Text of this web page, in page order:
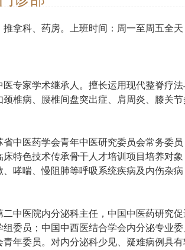
拿科、药房。上班时间：周一至周五全天
专家学术继承人。擅长运用现代整脊疗
椎病、腰椎间盘突出症、肩周炎、膝关
中医药学会青年中医研究委员会常务委
特色技术传承骨干人才培训项目培养对象
哮喘、慢阻肺等呼吸系统疾病及内伤杂
中医院内分泌科主任，中国中医药研究
委员；中国中西医结合学会内分泌专业
年委员。对内分泌科少见、疑难病例具